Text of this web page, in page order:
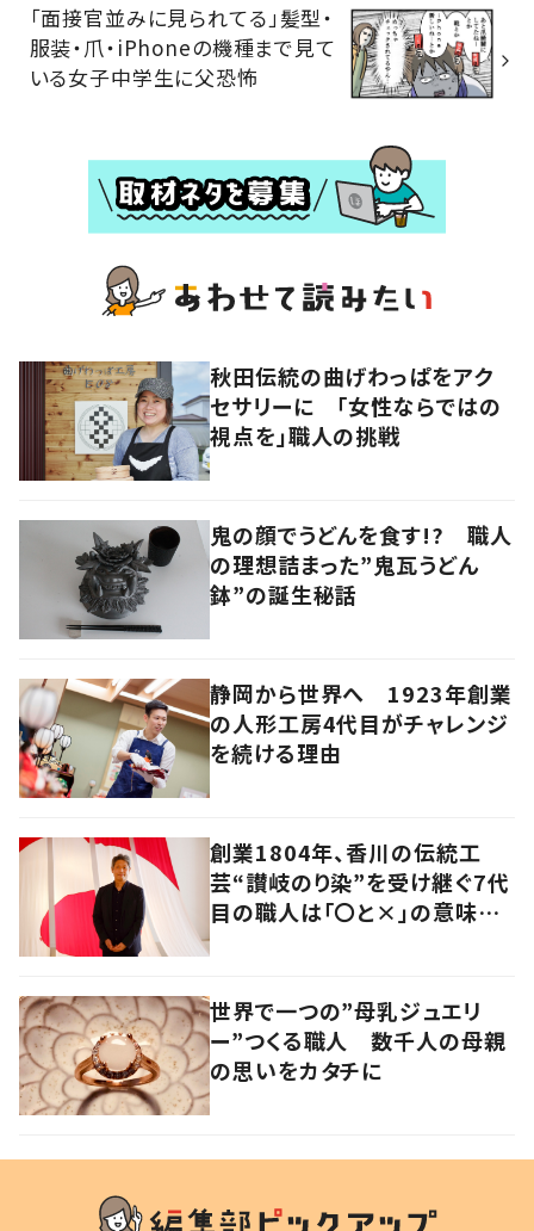
「面接官並みに見られてる」髪型・
服装・爪・iPhoneの機種まで見て
いる女子中学生に父恐怖
秋田伝統の曲げわっぱをアク
セサリーに 「女性ならではの
視点を」職人の挑戦
鬼の顔でうどんを食す!? 職人
の理想詰まった”鬼瓦うどん
鉢”の誕生秘話
静岡から世界へ 1923年創業
の人形工房4代目がチャレンジ
を続ける理由
創業1804年、香川の伝統工
芸“讃岐のり染”を受け継ぐ7代
目の職人は「〇と×」の意味を
世界で一つの”母乳ジュエリ
ー”つくる職人 数千人の母親
の思いをカタチに